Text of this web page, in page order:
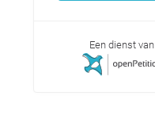
Een dienst van